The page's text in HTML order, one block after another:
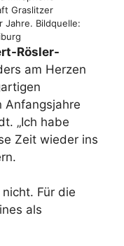
Graslitzer
Jahre. Bildquelle:
Rösler-
am Herzen
Anfangsjahre
„Ich habe
Zeit wieder ins
Für die
als